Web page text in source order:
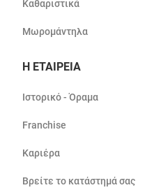
Καθαριστικά
Μωρομάντηλα
Η ΕΤΑΙΡΕΙΑ
Ιστορικό - Όραμα
Franchise
Καριέρα
Βρείτε το κατάστημά σας